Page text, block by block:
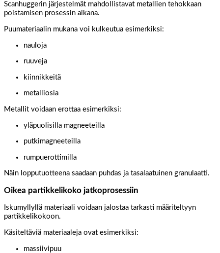
Scanhuggerin järjestelmät mahdollistavat metallien tehokkaan
poistamisen prosessin aikana.
Puumateriaalin mukana voi kulkeutua esimerkiksi:
nauloja
ruuveja
kiinnikkeitä
metalliosia
Metallit voidaan erottaa esimerkiksi:
yläpuolisilla magneeteilla
putkimagneeteilla
rumpuerottimilla
Näin lopputuotteena saadaan puhdas ja tasalaatuinen granulaatti.
Oikea partikkelikoko jatkoprosessiin
Iskumyllyllä materiaali voidaan jalostaa tarkasti määriteltyyn
partikkelikokoon.
Käsiteltäviä materiaaleja ovat esimerkiksi:
massiivipuu